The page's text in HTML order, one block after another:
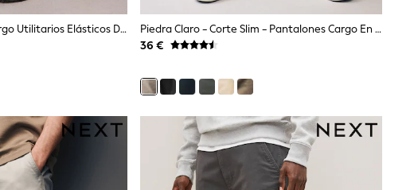
Negro - Pantalones Cargo Utilitarios Elásticos De Corte Slim De Dry Tech
Piedra Claro - Corte Slim - Pantalones Cargo En Tejido Elástico De Algodón
36 €